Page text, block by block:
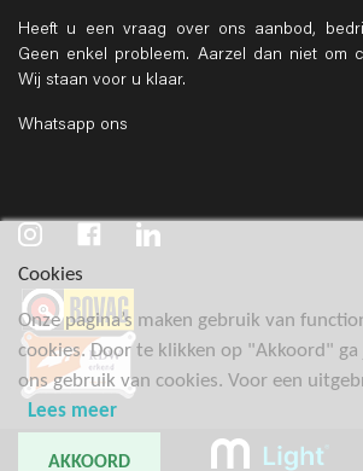
Heeft u een vraag over ons aanbod,
Geen enkel probleem. Aarzel dan niet om
Wij staan voor u klaar.
Whatsapp ons
Cookies
Onze pagina’s maken gebruik van
cookies. Door te klikken op "Akkoord"
ons gebruik van cookies. Voor een
Lees meer
AKKOORD